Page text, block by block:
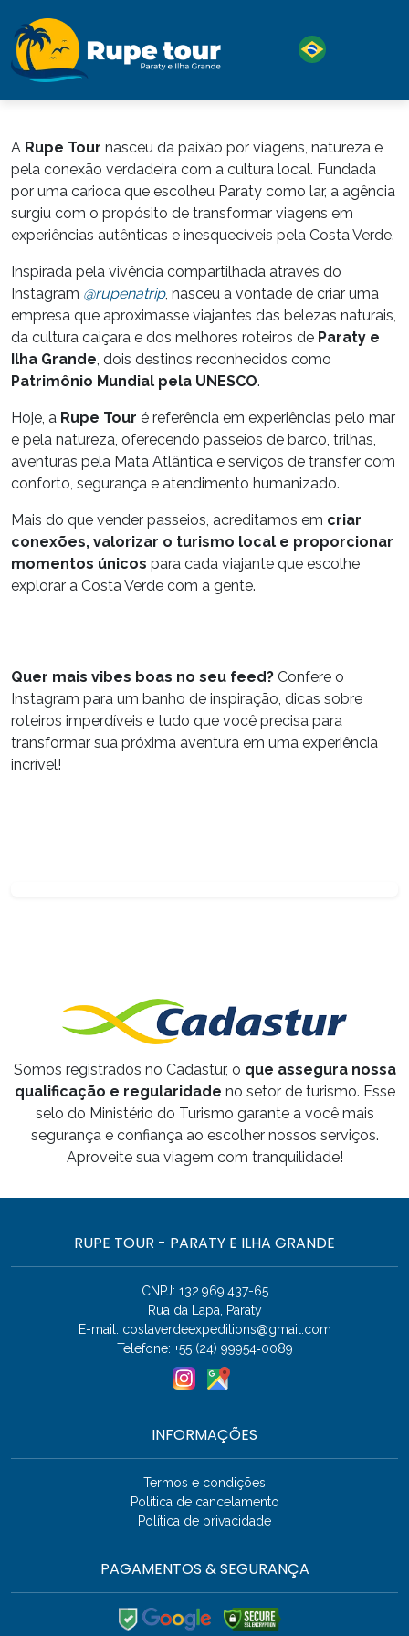
A Rupe Tour nasceu da paixão por viagens, natureza e
pela conexão verdadeira com a cultura local. Fundada
por uma carioca que escolheu Paraty como lar, a agência
surgiu com o propósito de transformar viagens em
experiências autênticas e inesquecíveis pela Costa Verde.
Inspirada pela vivência compartilhada através do
Instagram @rupenatrip, nasceu a vontade de criar uma
empresa que aproximasse viajantes das belezas naturais,
da cultura caiçara e dos melhores roteiros de Paraty e
Ilha Grande, dois destinos reconhecidos como
Patrimônio Mundial pela UNESCO.
Hoje, a Rupe Tour é referência em experiências pelo mar
e pela natureza, oferecendo passeios de barco, trilhas,
aventuras pela Mata Atlântica e serviços de transfer com
conforto, segurança e atendimento humanizado.
Mais do que vender passeios, acreditamos em criar
conexões, valorizar o turismo local e proporcionar
momentos únicos para cada viajante que escolhe
explorar a Costa Verde com a gente.
Quer mais vibes boas no seu feed? Confere o
Instagram para um banho de inspiração, dicas sobre
roteiros imperdíveis e tudo que você precisa para
transformar sua próxima aventura em uma experiência
incrível!
Somos registrados no Cadastur, o que assegura nossa
qualificação e regularidade no setor de turismo. Esse
selo do Ministério do Turismo garante a você mais
segurança e confiança ao escolher nossos serviços.
Aproveite sua viagem com tranquilidade!
RUPE TOUR - PARATY E ILHA GRANDE
CNPJ: 132.969.437-65
Rua da Lapa, Paraty
E-mail: costaverdeexpeditions@gmail.com
Telefone: +55 (24) 99954‑0089
INFORMAÇÕES
Termos e condições
Política de cancelamento
Política de privacidade
PAGAMENTOS & SEGURANÇA